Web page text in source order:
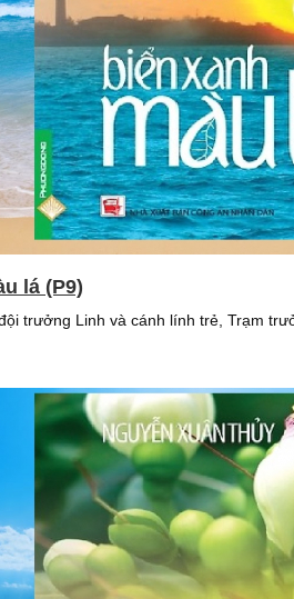
lá (P9)
trưởng Linh và cánh lính trẻ, Trạm